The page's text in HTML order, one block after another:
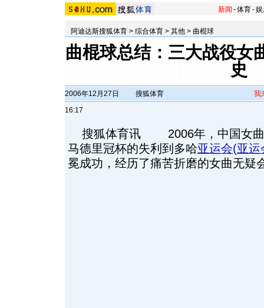
新闻 -体育-
阿迪达斯搜狐体育 > 综合体育 > 其他 > 曲棍球
曲棍球总结：三大战役女
史
2006年12月27日
16:17
搜狐体育 我
搜狐体育讯 2006年，中国女曲
马德里冠杯的失利到多哈亚运会(亚运
冕成功，经历了痛苦折磨的女曲无疑